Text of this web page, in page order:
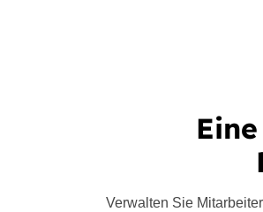
Verwalten Sie